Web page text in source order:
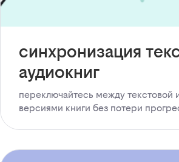
синхронизация
аудиокниг
переключайтесь между текстовой
версиями книги без потери